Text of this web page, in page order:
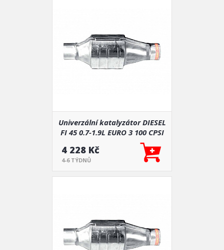
Univerzální katalyzátor DIESEL
FI 45 0.7-1.9L EURO 3 100 CPSI
4 228 Kč
4-6 TÝDNŮ